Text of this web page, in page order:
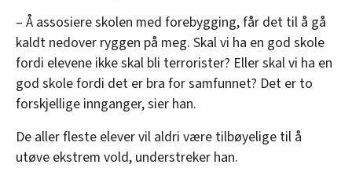
– Å assosiere skolen med forebygging, får det til å gå
kaldt nedover ryggen på meg. Skal vi ha en god skole
fordi elevene ikke skal bli terrorister? Eller skal vi ha en
god skole fordi det er bra for samfunnet? Det er to
forskjellige innganger, sier han.
De aller fleste elever vil aldri være tilbøyelige til å
utøve ekstrem vold, understreker han.